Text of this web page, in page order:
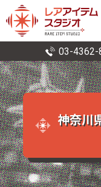
03-4362-
神奈川